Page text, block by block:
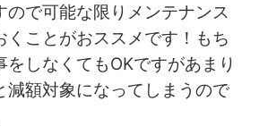
ので可能な限りメンテナンス
くことがおススメです！もち
をしなくてもOKですがあまり
減額対象になってしまうので